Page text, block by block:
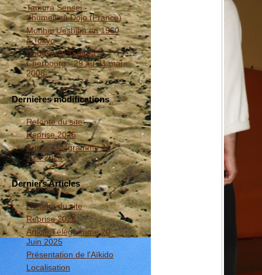
Tamura Sensei -
Shumeikan Dojo (France)
Morihei Ueshiba en 1960
à Tokyo
Nobuyoshi Tamura -
Cherbourg - 29 au 31 mai
2008
Dernieres modifications
Refonte du site
Reprise 2026
Article Télégramme 20
Juin 2025
Derniers Articles
Refonte du site
Reprise 2026
Article Télégramme 20
Juin 2025
Présentation de l'Aïkido
Localisation